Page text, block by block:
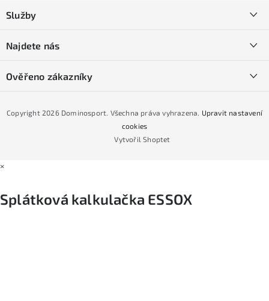
Obchodní podmínky
Podmínky GDPR
Podmínky nákupu na splátky ESSOX
Služby
Naše prodejna
Najdete nás
Ověřeno zákazníky
Vytvořil Shoptet
Copyright 2026 Dominosport. Všechna práva vyhrazena. Upravit nastavení
cookies
×
Splátková kalkulačka ESSOX